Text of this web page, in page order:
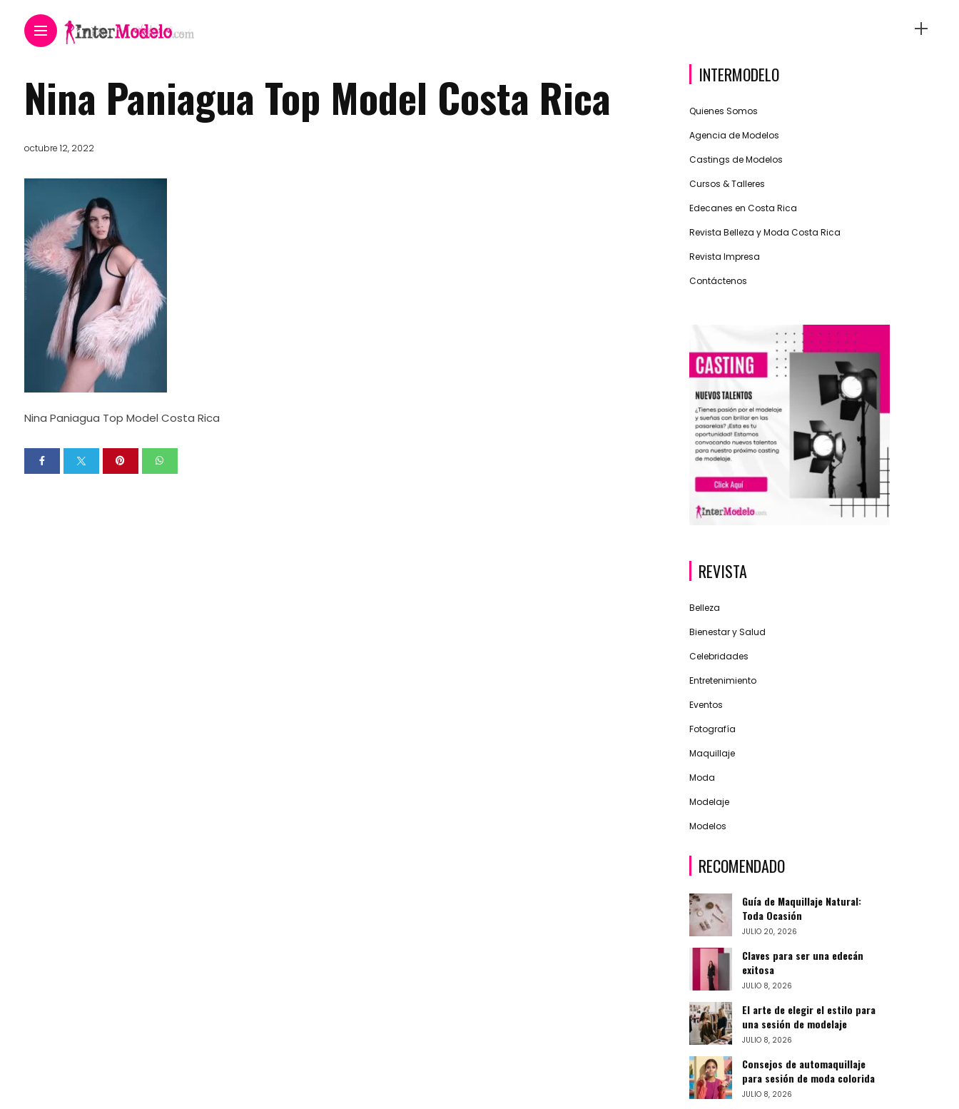
Nina Paniagua Top Model Costa Rica
octubre 12, 2022
Nina Paniagua Top Model Costa Rica
INTERMODELO
Quienes Somos
Agencia de Modelos
Castings de Modelos
Cursos & Talleres
Edecanes en Costa Rica
Revista Belleza y Moda Costa Rica
Revista Impresa
Contáctenos
REVISTA
Belleza
Bienestar y Salud
Celebridades
Entretenimiento
Eventos
Fotografía
Maquillaje
Moda
Modelaje
Modelos
RECOMENDADO
Guía de Maquillaje Natural:
Toda Ocasión
JULIO 20, 2026
Claves para ser una edecán
exitosa
JULIO 8, 2026
El arte de elegir el estilo para
una sesión de modelaje
JULIO 8, 2026
Consejos de automaquillaje
para sesión de moda colorida
JULIO 8, 2026